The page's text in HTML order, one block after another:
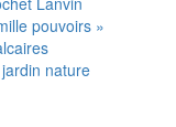
pouvoirs »
nature